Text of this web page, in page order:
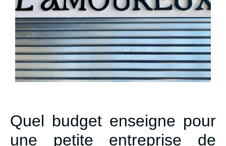
Quel budget enseigne pour
une petite entreprise de